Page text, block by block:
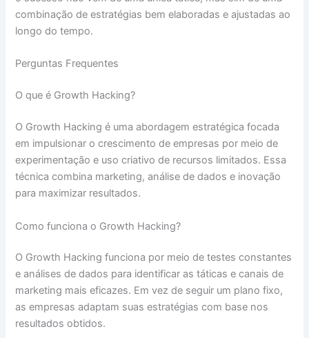
combinação de estratégias bem elaboradas e ajustadas ao
longo do tempo.
Perguntas Frequentes
O que é Growth Hacking?
O Growth Hacking é uma abordagem estratégica focada
em impulsionar o crescimento de empresas por meio de
experimentação e uso criativo de recursos limitados. Essa
técnica combina marketing, análise de dados e inovação
para maximizar resultados.
Como funciona o Growth Hacking?
O Growth Hacking funciona por meio de testes constantes
e análises de dados para identificar as táticas e canais de
marketing mais eficazes. Em vez de seguir um plano fixo,
as empresas adaptam suas estratégias com base nos
resultados obtidos.